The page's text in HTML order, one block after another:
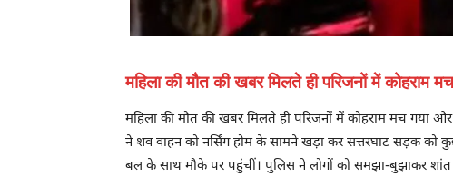
महिला की मौत की खबर मिलते ही परिजनों में कोहराम
महिला की मौत की खबर मिलते ही परिजनों में कोहराम मच गया
ने शव वाहन को नर्सिंग होम के सामने खड़ा कर सत्तरघाट सड़क को
बल के साथ मौके पर पहुंचीं। पुलिस ने लोगों को समझा-बुझाकर